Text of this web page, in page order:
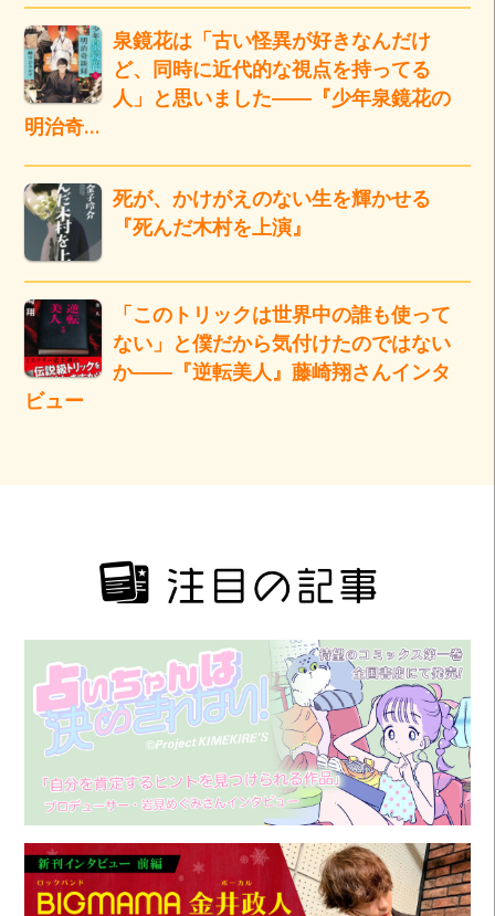
泉鏡花は「古い怪異が好きなんだけ
ど、同時に近代的な視点を持ってる
人」と思いました――『少年泉鏡花の
明治奇…
死が、かけがえのない生を輝かせる
『死んだ木村を上演』
「このトリックは世界中の誰も使って
ない」と僕だから気付けたのではない
か――『逆転美人』藤崎翔さんインタ
ビュー